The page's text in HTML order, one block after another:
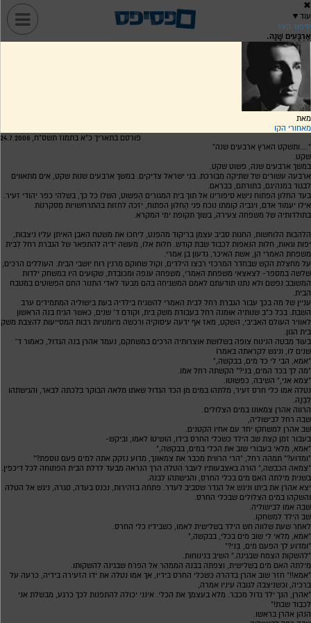
✖
עוד ▼
סיפור קצר
אַרְבָּעִים שָׁנָה.
מאת
מאחורי הקו
פורסם בתאריך כ"א בתמוז תשס"ח, 24.7.2008
"....ותשׁקֹט הארץ ארבעים שנה"
שקט.
במשך ארבעים שנה, פשוט שקט.
ארבעה עשורים של שתיקה מבורכת. בני ישראל צדיקים. במשך ארבעים שנות שקט, אים מתאווים
לבגוד במנהיגם, בתורתם, בבראם.
בעד החלון הפתוח נישא סיפורינו אל תוך בית המגורים הֵפשוט, השלו כל כך, בשלהי כפר יהודי זעיר.
אילו יעמוד אדם, ויגביה קומתו נוכח פני הֵחלון הפתוח, יזכה לחזות בהתרחשויות מְסקרנוֹת
בתולדותיה של משפחה צעירה, בשוך תקופת ימי המקרא.
הלהבות הלוחשות, החגות סביב עצמן בריקוד מהפנט, ליחכו את משטח האבן האיתן עליו ניצבות,
יפות וגאות, חלות הנאפות לכבוד שבת קודש. חלות אלו, מעשה ידיה להתפאר של הגברת רחל לְבית
משפחת האִמרי הן, אשת האיכר, גדעון בן אִמרי.
על מחצלת הקש שבחדר המרכזי רבצו הילדים, וקול שחוקם מרנין רוח יושבי הבית. העוללים הרכים,
שלשה במספר- לצאצאי משפחת האִמרי, משפחה ענפה ומכובדת, שקועים היו במשחק ילדות
המשובב נפשם ולא נתנו תודעתם לאמם המשגיחה בהם מבעד לאדי התנור החם הפשוטים במטבח
הבית.
עניין של מה בכך עבור הגברת רחל לבית האִמרי להשגיח בילדיה בעת בישוליה המתמידים ערב
השבת. בכל כ"ב שנותיה אוּמנה רחל בעבודת משק בית, וקודם ד' שנים, כאשר הגיח בנה הראשון
לאוויר העולם האביבי, השקט, מאז אף ידעה עיסוקיה ורכשה מיומנויות רבות המסייעות להצבת משק
בית הגון.
בעוד מבטה הנינוח צופה בשלושת אוצרותיה הרכים במשחקם, נעמד אהרן בנה הגדול, כאמור ד'
שנים לו, וניגש לקראתה באמרוֹ
"אמא, הבי לי כד מים, בבקשה,"
"מה לך בכד המים, בני?" הקשתה רחל אמו.
"צמא אני," השיבהּ, כפשוטו.
נטלה אמו כלי חרס זעיר, מלתהו במים מן הכד הגדול שאתו מלאה הבוקר בלכתה לבאר, והגישתהו
לִבְנַהּ.
הרווה אהרן צמאונו במים הצלולים.
שבה רחל לבישוליה,
שב אהרן למשחקו יחד עם אחיו הקטנים.
בעבור זמן קצת שב הילד כשכלי החרס בידו, הושיטוֹ לאמו, וביקש-
"אמא, מלאי בעבורי שוב את הכלי במים, בבקשה,"
"ומדוע?" תמהה רחל, "הרי הרווית מכבר את צמאונך, מדוע נזקק אתה למים פעם נוספת?"
"צמאה הכבשה," הורה באצבעותיו לעבר הטלה הרך הנראה מבעד לדלת הבית הפתוחה לכל דיכפין.
בשנית מילתה האם מים בכלי החרס, והגישתהו לבנהּ.
יצא אהרן את ביתו וניגש אל הגדר שסביב לעדר. פתחהּ בזהירות, נכנס בעדה, סגרהּ, ניגש אל הטלה
והשקהו במים הצלולים שבכלי החרס.
שבה אמו לבישוליה.
שב הילד למשחקו.
לאחר שעת שלווה חש הילד בשלישית לאמו, כשבידיו כלי החרס.
"אמא, מלאי לי שוב מים בכלי, בבקשה,"
"ומדוע לך הפעם מים, בְּני?"
"להשקות הצמח שבגינה." השיב בנינוחות.
מילתה האם מים בשלישית, וצפתה בבנהּ הממהר אל הפרח שבגינה להשקותו.
"אמא!!" חזר שוב אהרן בדהרה כשכלי החרס בידיו, אך אמו נטלה את ידו הזעירה בידיה, כרעה על
ברכיה, וכשניצבה לגובה עיניו אמרה,
"אהרן, הנך ילד גדול מכבר. מלא בעצמך את הכלי. אינני יכולה להתפנות לכך כרגע, מבשלת אני
לכבוד שבת!"
הנהן אהרן בראשו.